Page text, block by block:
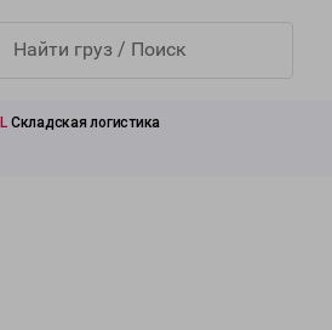
Складская логистика